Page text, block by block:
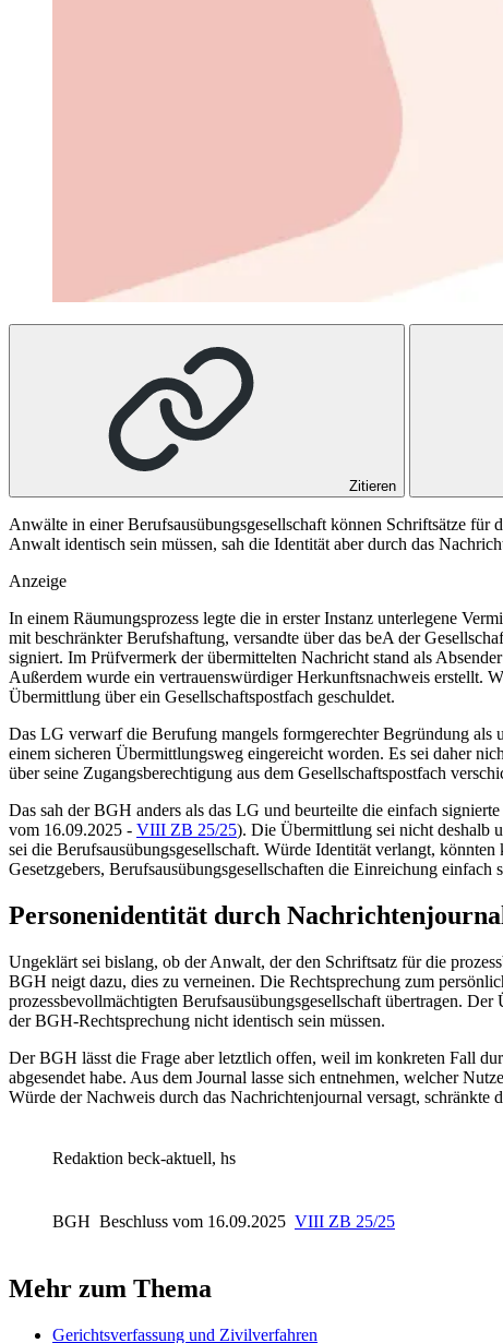
Zitieren
Anwälte in einer Berufsausübungsgesellschaft können Schriftsätze für
Anwalt identisch sein müssen, sah die Identität aber durch das
Anzeige
In einem Räumungsprozess legte die in erster Instanz unterlegene
mit beschränkter Berufshaftung, versandte über das beA der
signiert. Im Prüfvermerk der übermittelten Nachricht stand als
Außerdem wurde ein vertrauenswürdiger Herkunftsnachweis erstellt.
Übermittlung über ein Gesellschaftspostfach geschuldet.
Das LG verwarf die Berufung mangels formgerechter Begründung als
einem sicheren Übermittlungsweg eingereicht worden. Es sei daher
über seine Zugangsberechtigung aus dem Gesellschaftspostfach
Das sah derBGH anders als das LG und beurteilte die einfach
vom 16.09.2025 - VIII ZB 25/25). Die Übermittlung sei nicht deshalb
sei die Berufsausübungsgesellschaft. Würde Identität verlangt,
Gesetzgebers, Berufsausübungsgesellschaften die Einreichung
Personenidentität durch
Ungeklärt sei bislang, ob der Anwalt, der den Schriftsatz für die
BGH neigt dazu, dies zu verneinen. Die Rechtsprechung zum
prozessbevollmächtigten Berufsausübungsgesellschaft übertragen.
der BGH-Rechtsprechung nicht identisch sein müssen.
DerBGH lässt die Frage aber letztlich offen, weil im konkreten Fall
abgesendet habe. Aus dem Journal lasse sich entnehmen, welcher
Würde der Nachweis durch das Nachrichtenjournal versagt, schränkte
Redaktion beck-aktuell, hs
BGH Beschluss vom 16.09.2025 VIII ZB 25/25
Mehr zum Thema
Gerichtsverfassung und Zivilverfahren